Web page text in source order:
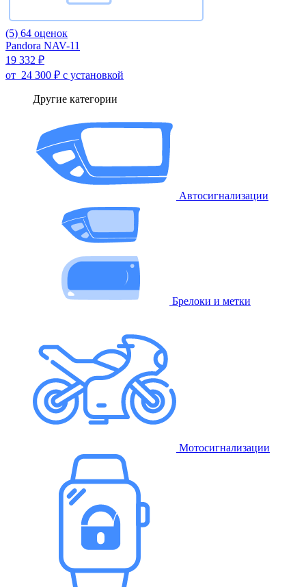
(5) 64 оценок
Pandora NAV-11
19 332 ₽
от 24 300 ₽ с установкой
Другие категории
Автосигнализации
Брелоки и метки
Мотосигнализации